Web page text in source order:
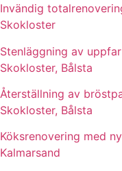
Invändig
Skokloster
Stenläggning av
Skokloster, Bålsta
Återställning av
Skokloster, Bålsta
Köksrenovering med
Kalmarsand